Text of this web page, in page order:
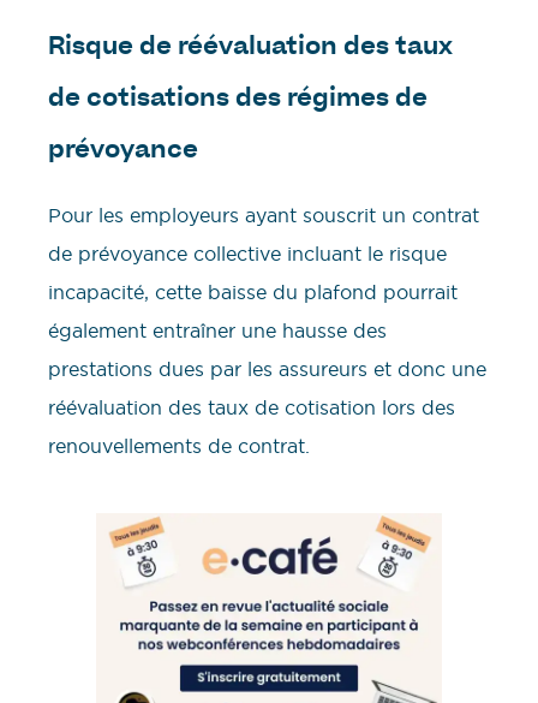
Risque de réévaluation des taux
de cotisations des régimes de
prévoyance
Pour les employeurs ayant souscrit un contrat
de prévoyance collective incluant le risque
incapacité, cette baisse du plafond pourrait
également entraîner une hausse des
prestations dues par les assureurs et donc une
réévaluation des taux de cotisation lors des
renouvellements de contrat.